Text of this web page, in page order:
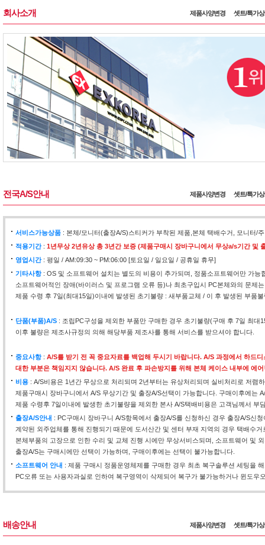
회사소개 제품사양변경 셋트/특가
전국A/S안내 제품사양변경 셋트/특가
서비스가능상품 : 본체/모니터(출장A/S)스티커가 부착된 제품,본체 택배수거, 모니터/
적용기간: 1년무상 2년유상 총 3년간 보증 (제품구매시 장바구니에서 무상a/s기간 및
영업시간: 평일 / AM:09:30 ~ PM:06:00 [토요일 / 일요일 / 공휴일 휴무]
기타사항: OS 및 소프트웨어 설치는 별도의 비용이 추가되며, 정품소프트웨어만 가능
소프트웨어적인 장애(바이러스 및 프로그램 오류 등)나 최초구입시 PC본체와의 문제
제품 수령 후 7일(최대15일)이내에 발생된 초기불량 : 새부품교체 / 이 후 발생된 부품
단품(부품)A/S : 조립PC구성을 제외한 부품만 구매한 경우 초기불량(구매 후 7일 최대
이후 불량은 제조사규정의 의해 해당부품 제조사를 통해 서비스를 받으셔야 합니다.
중요사항: A/S를 받기 전 꼭 중요자료를 백업해 두시기 바랍니다. A/S 과정에서 하드
대한 부분은 책임지지 않습니다. A/S 완료 후 파손방지를 위해 본체 케이스 내부에 에
비용 : A/S비용은 1년간 무상으로 처리되며 2년부터는 유상처리되며 실비처리로 저렴
제품구매시 장바구니에서 A/S 무상기간 및 출장A/S선택이 가능합니다. 구매이후에는
제품 수령후 7일이내에 발생한 초기불량을 제외한 본사 A/S택배비용은 고객님께서 부
출장A/S안내 : PC구매시 장바구니 A/S항목에서 출장A/S를 신청하신 경우 출장A/S신
계약된 외주업체를 통해 진행되기 때문에 도서산간 및 센터 부재 지역의 경우 택배수
본체부품의 고장으로 인한 수리 및 교체 진행 시에만 무상서비스되며, 소프트웨어 및
출장A/S는 구매시에만 선택이 가능하며, 구매이후에는 선택이 불가능합니다.
소프트웨어 안내 : 제품 구매시 정품운영체제를 구매한 경우 최초 복구솔루션 세팅을
PC오류 또는 사용자과실로 인하여 복구영역이 삭제되어 복구가 불가능하거나 윈도
배송안내 제품사양변경 셋트/특가